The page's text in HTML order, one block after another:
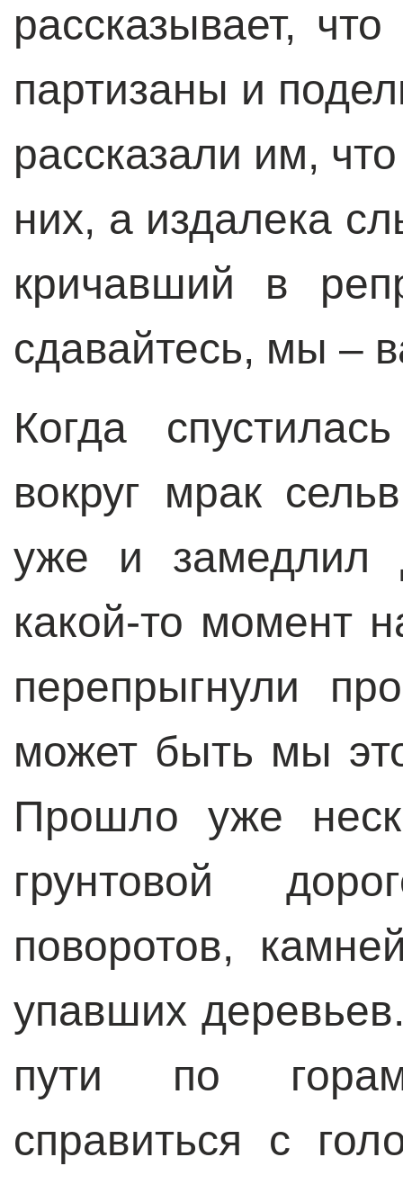
рассказывает,
партизаны и
рассказали им,
них, а издалека
кричавший в
сдавайтесь, мы –
Когда
вокруг мрак
уже и замедлил
какой-то момент
перепрыгнули
может быть мы
Прошло уже
грунтовой
поворотов,
упавших
пути по
справиться с